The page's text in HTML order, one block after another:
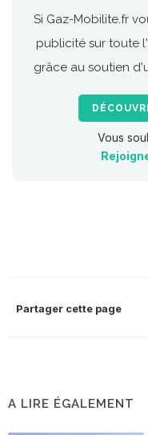
Si Gaz-Mobilite.fr
publicité sur toute
grâce au soutien
Vous
Partager cette page
A LIRE ÉGALEMENT